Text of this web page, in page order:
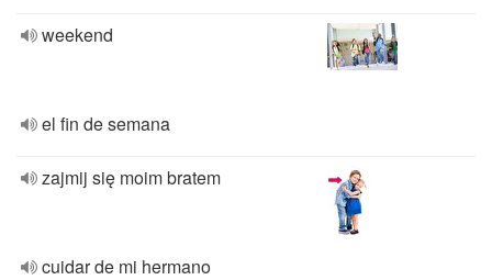
weekend
el fin de semana
zajmij się moim bratem
cuidar de mi hermano